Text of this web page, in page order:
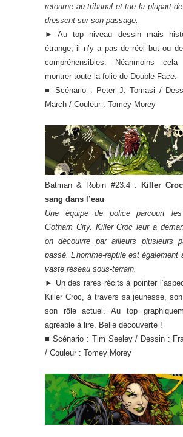
retourne au tribunal et tue la plupart
dressent sur son passage.
► Au top niveau dessin mais
étrange, il n’y a pas de réel but ou
compréhensibles. Néanmoins
montrer toute la folie de Double-Face.
■ Scénario : Peter J. Tomasi /
March / Couleur : Tomey Morey
Batman & Robin #23.4 :
Killer
sang dans l’eau
Une équipe de police parcourt
Gotham City. Killer Croc leur a
on découvre par ailleurs plusieurs
passé. L’homme-reptile est également
vaste réseau sous-terrain.
► Un des rares récits à pointer
Killer Croc, à travers sa jeunesse,
son rôle actuel. Au top
agréable à lire. Belle découverte !
■ Scénario : Tim Seeley / Dessin :
/ Couleur : Tomey Morey